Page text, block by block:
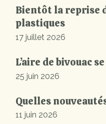
Bientôt la reprise
plastiques
17 juillet 2026
L’aire de bivouac
25 juin 2026
Quelles
11 juin 2026